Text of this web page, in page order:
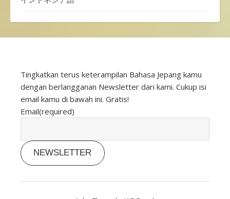
Tingkatkan terus keterampilan Bahasa Jepang kamu
dengan berlangganan Newsletter dari kami. Cukup isi
email kamu di bawah ini. Gratis!
Email(required)
NEWSLETTER